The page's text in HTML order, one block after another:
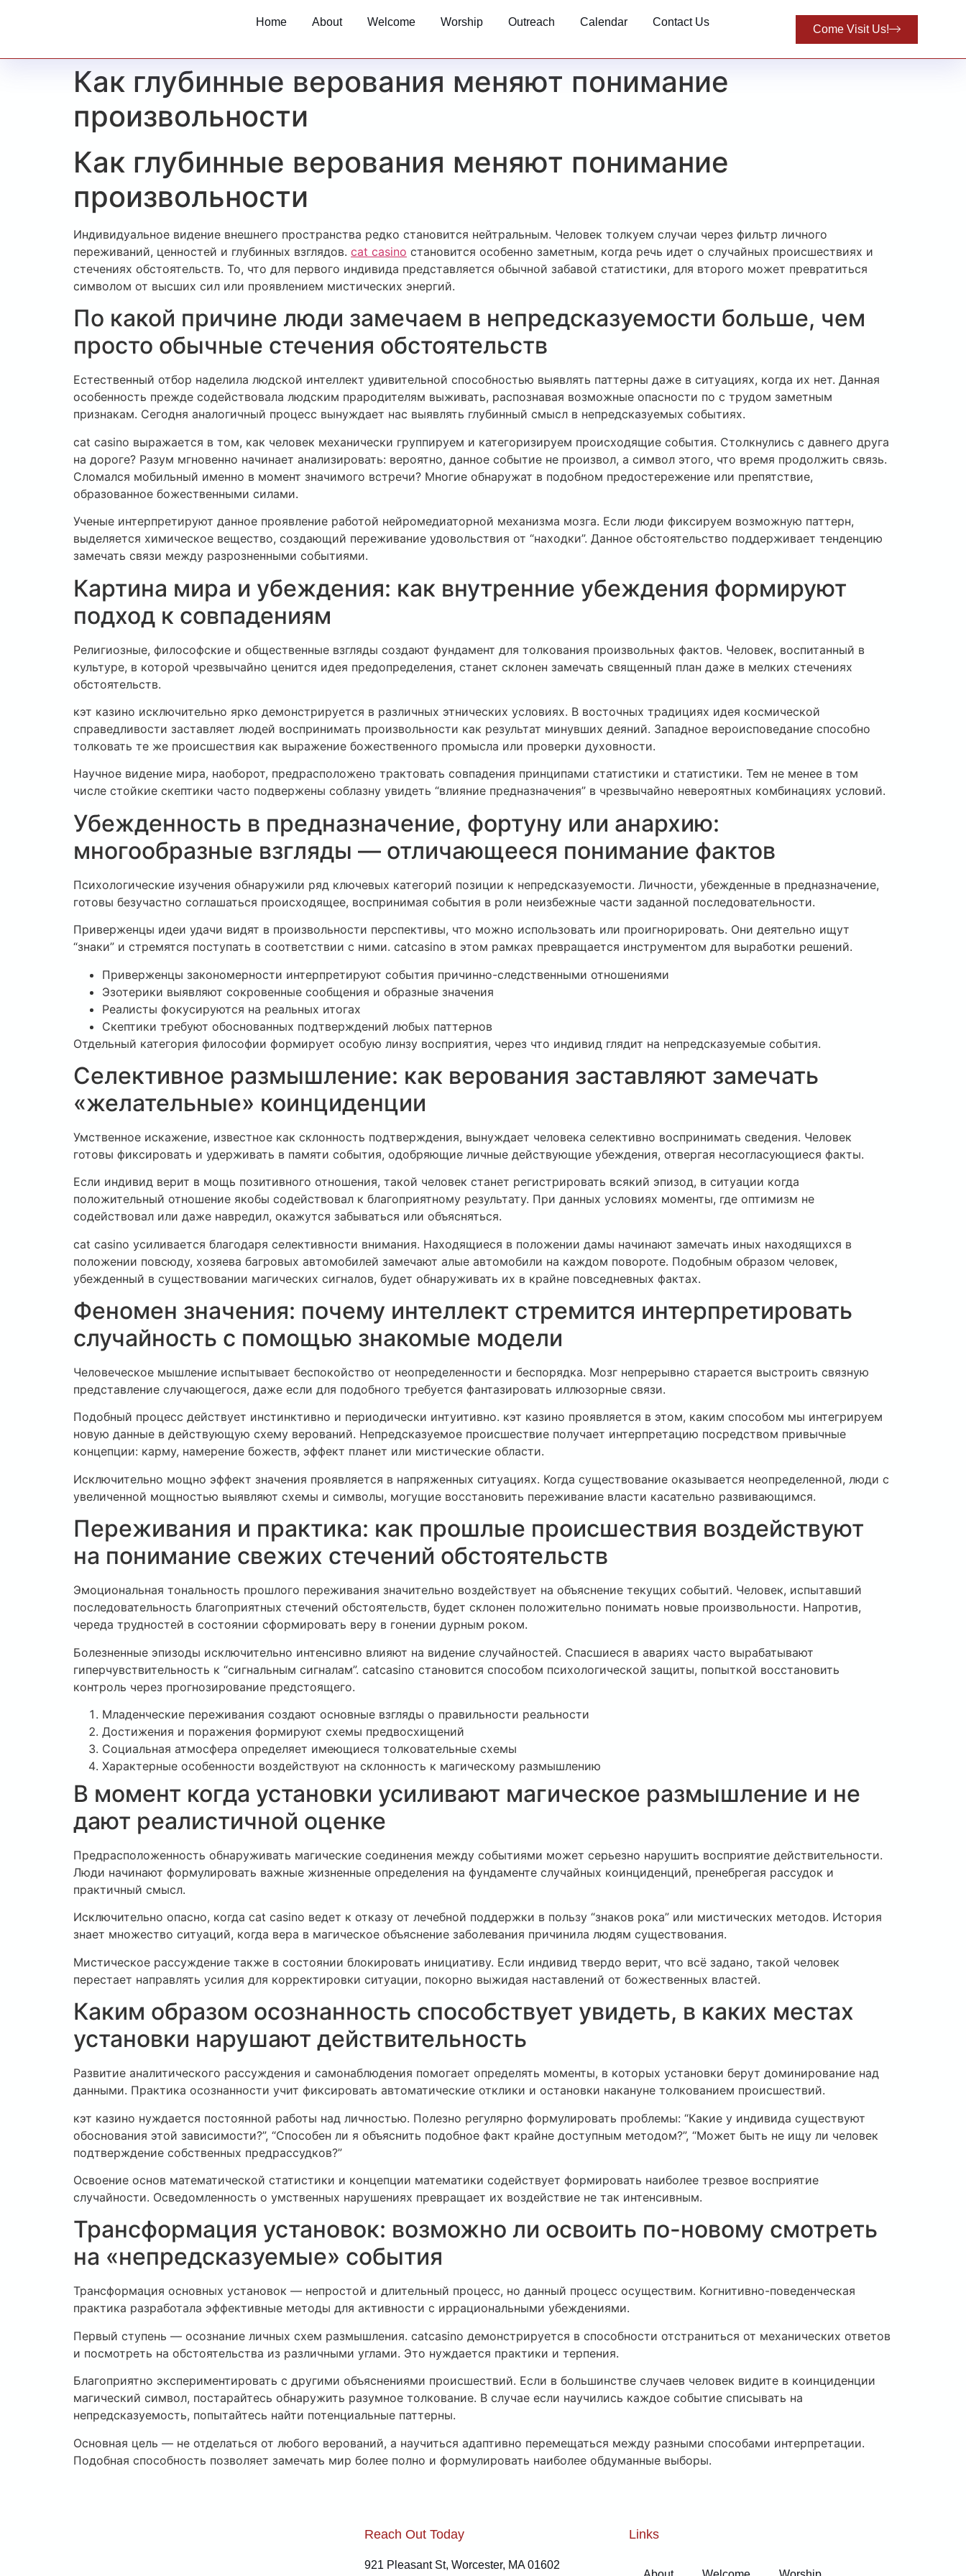
Home About Welcome Worship Outreach Calendar Contact Us
Come Visit Us!
Как глубинные верования меняют понимание
произвольности
Как глубинные верования меняют понимание
произвольности
Индивидуальное видение внешнего пространства редко становится нейтральным. Человек толкуем случаи через фильтр личного
переживаний, ценностей и глубинных взглядов. cat casino становится особенно заметным, когда речь идет о случайных происшествиях и
стечениях обстоятельств. То, что для первого индивида представляется обычной забавой статистики, для второго может превратиться
символом от высших сил или проявлением мистических энергий.
По какой причине люди замечаем в непредсказуемости больше, чем
просто обычные стечения обстоятельств
Естественный отбор наделила людской интеллект удивительной способностью выявлять паттерны даже в ситуациях, когда их нет. Данная
особенность прежде содействовала людским прародителям выживать, распознавая возможные опасности по с трудом заметным
признакам. Сегодня аналогичный процесс вынуждает нас выявлять глубинный смысл в непредсказуемых событиях.
cat casino выражается в том, как человек механически группируем и категоризируем происходящие события. Столкнулись с давнего друга
на дороге? Разум мгновенно начинает анализировать: вероятно, данное событие не произвол, а символ этого, что время продолжить связь.
Сломался мобильный именно в момент значимого встречи? Многие обнаружат в подобном предостережение или препятствие,
образованное божественными силами.
Ученые интерпретируют данное проявление работой нейромедиаторной механизма мозга. Если люди фиксируем возможную паттерн,
выделяется химическое вещество, создающий переживание удовольствия от “находки”. Данное обстоятельство поддерживает тенденцию
замечать связи между разрозненными событиями.
Картина мира и убеждения: как внутренние убеждения формируют
подход к совпадениям
Религиозные, философские и общественные взгляды создают фундамент для толкования произвольных фактов. Человек, воспитанный в
культуре, в которой чрезвычайно ценится идея предопределения, станет склонен замечать священный план даже в мелких стечениях
обстоятельств.
кэт казино исключительно ярко демонстрируется в различных этнических условиях. В восточных традициях идея космической
справедливости заставляет людей воспринимать произвольности как результат минувших деяний. Западное вероисповедание способно
толковать те же происшествия как выражение божественного промысла или проверки духовности.
Научное видение мира, наоборот, предрасположено трактовать совпадения принципами статистики и статистики. Тем не менее в том
числе стойкие скептики часто подвержены соблазну увидеть “влияние предназначения” в чрезвычайно невероятных комбинациях условий.
Убежденность в предназначение, фортуну или анархию:
многообразные взгляды — отличающееся понимание фактов
Психологические изучения обнаружили ряд ключевых категорий позиции к непредсказуемости. Личности, убежденные в предназначение,
готовы безучастно соглашаться происходящее, воспринимая события в роли неизбежные части заданной последовательности.
Приверженцы идеи удачи видят в произвольности перспективы, что можно использовать или проигнорировать. Они деятельно ищут
“знаки” и стремятся поступать в соответствии с ними. catcasino в этом рамках превращается инструментом для выработки решений.
Приверженцы закономерности интерпретируют события причинно-следственными отношениями
Эзотерики выявляют сокровенные сообщения и образные значения
Реалисты фокусируются на реальных итогах
Скептики требуют обоснованных подтверждений любых паттернов
Отдельный категория философии формирует особую линзу восприятия, через что индивид глядит на непредсказуемые события.
Селективное размышление: как верования заставляют замечать
«желательные» коинциденции
Умственное искажение, известное как склонность подтверждения, вынуждает человека селективно воспринимать сведения. Человек
готовы фиксировать и удерживать в памяти события, одобряющие личные действующие убеждения, отвергая несогласующиеся факты.
Если индивид верит в мощь позитивного отношения, такой человек станет регистрировать всякий эпизод, в ситуации когда
положительный отношение якобы содействовал к благоприятному результату. При данных условиях моменты, где оптимизм не
содействовал или даже навредил, окажутся забываться или объясняться.
cat casino усиливается благодаря селективности внимания. Находящиеся в положении дамы начинают замечать иных находящихся в
положении повсюду, хозяева багровых автомобилей замечают алые автомобили на каждом повороте. Подобным образом человек,
убежденный в существовании магических сигналов, будет обнаруживать их в крайне повседневных фактах.
Феномен значения: почему интеллект стремится интерпретировать
случайность с помощью знакомые модели
Человеческое мышление испытывает беспокойство от неопределенности и беспорядка. Мозг непрерывно старается выстроить связную
представление случающегося, даже если для подобного требуется фантазировать иллюзорные связи.
Подобный процесс действует инстинктивно и периодически интуитивно. кэт казино проявляется в этом, каким способом мы интегрируем
новую данные в действующую схему верований. Непредсказуемое происшествие получает интерпретацию посредством привычные
концепции: карму, намерение божеств, эффект планет или мистические области.
Исключительно мощно эффект значения проявляется в напряженных ситуациях. Когда существование оказывается неопределенной, люди с
увеличенной мощностью выявляют схемы и символы, могущие восстановить переживание власти касательно развивающимся.
Переживания и практика: как прошлые происшествия воздействуют
на понимание свежих стечений обстоятельств
Эмоциональная тональность прошлого переживания значительно воздействует на объяснение текущих событий. Человек, испытавший
последовательность благоприятных стечений обстоятельств, будет склонен положительно понимать новые произвольности. Напротив,
череда трудностей в состоянии сформировать веру в гонении дурным роком.
Болезненные эпизоды исключительно интенсивно влияют на видение случайностей. Спасшиеся в авариях часто вырабатывают
гиперчувствительность к “сигнальным сигналам”. catcasino становится способом психологической защиты, попыткой восстановить
контроль через прогнозирование предстоящего.
Младенческие переживания создают основные взгляды о правильности реальности
Достижения и поражения формируют схемы предвосхищений
Социальная атмосфера определяет имеющиеся толковательные схемы
Характерные особенности воздействуют на склонность к магическому размышлению
В момент когда установки усиливают магическое размышление и не
дают реалистичной оценке
Предрасположенность обнаруживать магические соединения между событиями может серьезно нарушить восприятие действительности.
Люди начинают формулировать важные жизненные определения на фундаменте случайных коинциденций, пренебрегая рассудок и
практичный смысл.
Исключительно опасно, когда cat casino ведет к отказу от лечебной поддержки в пользу “знаков рока” или мистических методов. История
знает множество ситуаций, когда вера в магическое объяснение заболевания причинила людям существования.
Мистическое рассуждение также в состоянии блокировать инициативу. Если индивид твердо верит, что всё задано, такой человек
перестает направлять усилия для корректировки ситуации, покорно выжидая наставлений от божественных властей.
Каким образом осознанность способствует увидеть, в каких местах
установки нарушают действительность
Развитие аналитического рассуждения и самонаблюдения помогает определять моменты, в которых установки берут доминирование над
данными. Практика осознанности учит фиксировать автоматические отклики и остановки накануне толкованием происшествий.
кэт казино нуждается постоянной работы над личностью. Полезно регулярно формулировать проблемы: “Какие у индивида существуют
обоснования этой зависимости?”, “Способен ли я объяснить подобное факт крайне доступным методом?”, “Может быть не ищу ли человек
подтверждение собственных предрассудков?”
Освоение основ математической статистики и концепции математики содействует формировать наиболее трезвое восприятие
случайности. Осведомленность о умственных нарушениях превращает их воздействие не так интенсивным.
Трансформация установок: возможно ли освоить по-новому смотреть
на «непредсказуемые» события
Трансформация основных установок — непростой и длительный процесс, но данный процесс осуществим. Когнитивно-поведенческая
практика разработала эффективные методы для активности с иррациональными убеждениями.
Первый ступень — осознание личных схем размышления. catcasino демонстрируется в способности отстраниться от механических ответов
и посмотреть на обстоятельства из различными углами. Это нуждается практики и терпения.
Благоприятно экспериментировать с другими объяснениями происшествий. Если в большинстве случаев человек видите в коинциденции
магический символ, постарайтесь обнаружить разумное толкование. В случае если научились каждое событие списывать на
непредсказуемость, попытайтесь найти потенциальные паттерны.
Основная цель — не отделаться от любого верований, а научиться адаптивно перемещаться между разными способами интерпретации.
Подобная способность позволяет замечать мир более полно и формулировать наиболее обдуманные выборы.
Reach Out Today
921 Pleasant St, Worcester, MA 01602
Links